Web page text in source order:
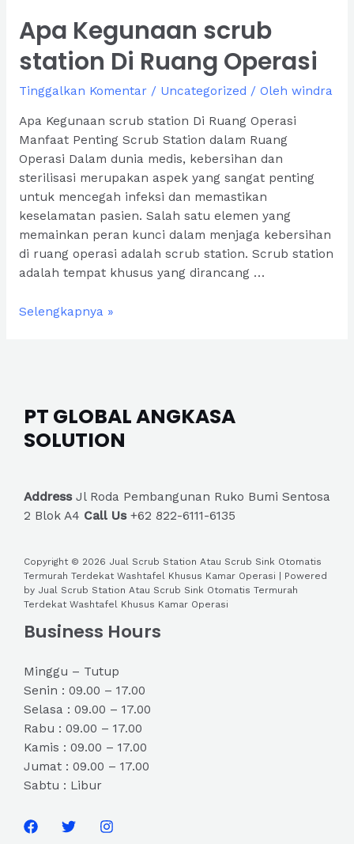
Apa Kegunaan scrub
station Di Ruang Operasi
Tinggalkan Komentar / Uncategorized / Oleh windra
Apa Kegunaan scrub station Di Ruang Operasi
Manfaat Penting Scrub Station dalam Ruang
Operasi Dalam dunia medis, kebersihan dan
sterilisasi merupakan aspek yang sangat penting
untuk mencegah infeksi dan memastikan
keselamatan pasien. Salah satu elemen yang
memainkan peran kunci dalam menjaga kebersihan
di ruang operasi adalah scrub station. Scrub station
adalah tempat khusus yang dirancang …
Apa
Operasi
Selengkapnya »
PT GLOBAL ANGKASA
SOLUTION
AddressJl Roda Pembangunan Ruko Bumi Sentosa
2 Blok A4 Call Us+62 822-6111-6135
Copyright © 2026 Jual Scrub Station Atau Scrub Sink Otomatis
Termurah Terdekat Washtafel Khusus Kamar Operasi | Powered
by Jual Scrub Station Atau Scrub Sink Otomatis Termurah
Terdekat Washtafel Khusus Kamar Operasi
Business Hours
Minggu – Tutup
Senin : 09.00 – 17.00
Selasa : 09.00 – 17.00
Rabu : 09.00 – 17.00
Kamis : 09.00 – 17.00
Jumat : 09.00 – 17.00
Sabtu : Libur